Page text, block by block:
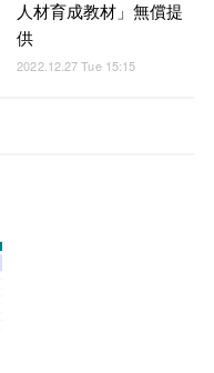
人材育成教材」無償提
供
2022.12.27 Tue 15:15